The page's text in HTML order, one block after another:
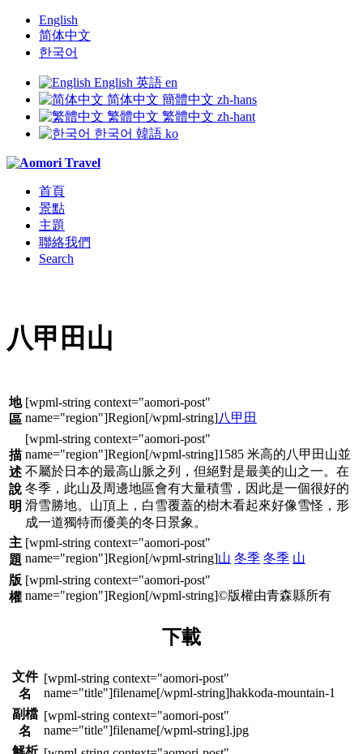
English
简体中文
한국어
English 英語 en
简体中文 簡體中文 zh-hans
繁體中文 繁體中文 zh-hant
한국어 韓語 ko
首頁
景點
主題
聯絡我們
Search
八甲田山
地
區
八甲田
描
述
說
明
1585 米高的八甲田山並
不屬於日本的最高山脈之列，但絕對是最美的山之一。在
冬季，此山及周邊地區會有大量積雪，因此是一個很好的
滑雪勝地。山頂上，白雪覆蓋的樹木看起來好像雪怪，形
成一道獨特而優美的冬日景象。
主
題
山 冬季 冬季 山
版
權
©版權由青森縣所有
下載
文件
名
hakkoda-mountain-1
副檔
名
.jpg